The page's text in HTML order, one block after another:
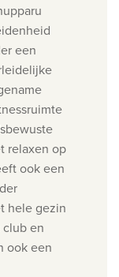
een
relaxen op
ook een
hele gezin
en
ook een